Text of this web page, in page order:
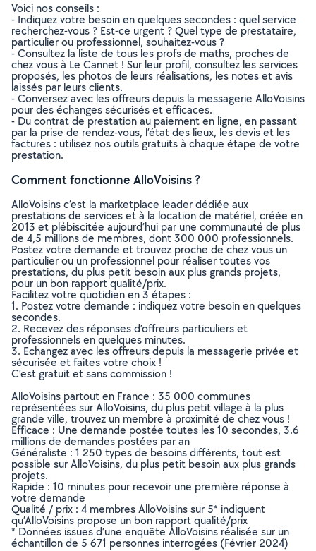
Voici nos conseils :
- Indiquez votre besoin en quelques secondes : quel service
recherchez-vous ? Est-ce urgent ? Quel type de prestataire,
particulier ou professionnel, souhaitez-vous ?
- Consultez la liste de tous les profs de maths, proches de
chez vous à Le Cannet ! Sur leur profil, consultez les services
proposés, les photos de leurs réalisations, les notes et avis
laissés par leurs clients.
- Conversez avec les offreurs depuis la messagerie AlloVoisins
pour des échanges sécurisés et efficaces.
- Du contrat de prestation au paiement en ligne, en passant
par la prise de rendez-vous, l’état des lieux, les devis et les
factures : utilisez nos outils gratuits à chaque étape de votre
prestation.
Comment fonctionne AlloVoisins ?
AlloVoisins c’est la marketplace leader dédiée aux
prestations de services et à la location de matériel, créée en
2013 et plébiscitée aujourd’hui par une communauté de plus
de 4,5 millions de membres, dont 300 000 professionnels.
Postez votre demande et trouvez proche de chez vous un
particulier ou un professionnel pour réaliser toutes vos
prestations, du plus petit besoin aux plus grands projets,
pour un bon rapport qualité/prix.
Facilitez votre quotidien en 3 étapes :
1. Postez votre demande : indiquez votre besoin en quelques
secondes.
2. Recevez des réponses d’offreurs particuliers et
professionnels en quelques minutes.
3. Echangez avec les offreurs depuis la messagerie privée et
sécurisée et faites votre choix !
C’est gratuit et sans commission !
AlloVoisins partout en France : 35 000 communes
représentées sur AlloVoisins, du plus petit village à la plus
grande ville, trouvez un membre à proximité de chez vous !
Efficace : Une demande postée toutes les 10 secondes, 3.6
millions de demandes postées par an
Généraliste : 1 250 types de besoins différents, tout est
possible sur AlloVoisins, du plus petit besoin aux plus grands
projets.
Rapide : 10 minutes pour recevoir une première réponse à
votre demande
Qualité / prix : 4 membres AlloVoisins sur 5* indiquent
qu’AlloVoisins propose un bon rapport qualité/prix
* Données issues d’une enquête AlloVoisins réalisée sur un
échantillon de 5 671 personnes interrogées (Février 2024)